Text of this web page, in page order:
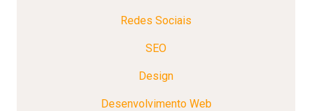
Redes Sociais
SEO
Design
Desenvolvimento Web